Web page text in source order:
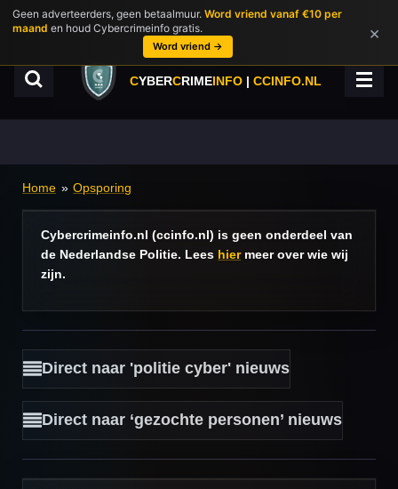
Geen adverteerders, geen betaalmuur. Word vriend vanaf €10 per
maand en houd Cybercrimeinfo gratis.
Word vriend →
×
Ga
direct
hoofdinhoud
CYBERCRIMEINFO | CCINFO.NL
Home » Opsporing
Cybercrimeinfo.nl (ccinfo.nl) is geen onderdeel van
de Nederlandse Politie. Lees hiermeer over wie wij
zijn.
Direct naar 'politie cyber' nieuws
Direct naar ‘gezochte personen’ nieuws